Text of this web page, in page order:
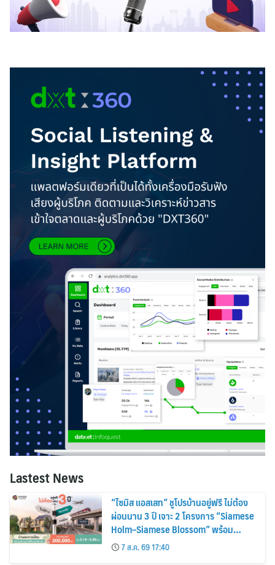
Lastest News
“ไซมิส แอสเสท” ชูโปรบ้านอยู่ฟรี ไม่ต้อง
ผ่อนนาน 3 ปี เจาะ 2 โครงการ “Siamese
Holm–Siamese Blossom” พร้อม
ส่วนลดและสิทธิพิเศษถึง 31 สิงหาคม
2569
7 ส.ค. 69 17:40